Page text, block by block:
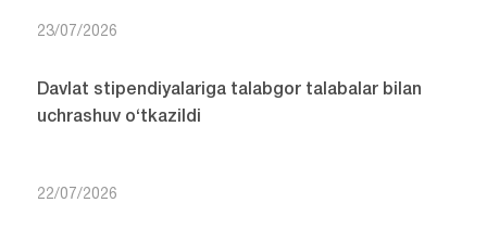
23/07/2026
Davlat stipendiyalariga talabgor talabalar bilan
uchrashuv o‘tkazildi
22/07/2026